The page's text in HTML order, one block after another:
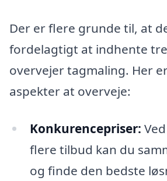
Der er flere grunde til, at
fordelagtigt at indhente
overvejer tagmaling. Her
aspekter at overveje:
Konkurencepriser:
flere tilbud kan du
og finde den bedste